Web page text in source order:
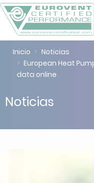
Inicio
Noticias
European Heat
data online
Noticias